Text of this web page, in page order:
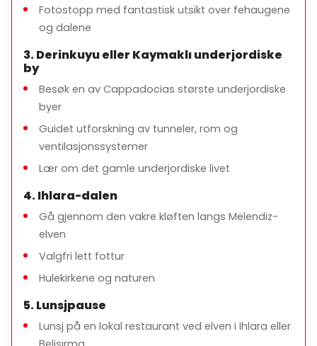
Hva er inkludert
Lisensert profesjonell turguide
Hotellhenting og -levering
Parkeringsavgifter og lokale skatter
Hva er ikke inkludert
Mat og drikke
Personlige utgifter
Fotostopp med fantastisk utsikt over fehaugene
og dalene
3. Derinkuyu eller Kaymaklı underjordiske
by
Besøk en av Cappadocias største underjordiske
byer
Guidet utforskning av tunneler, rom og
ventilasjonssystemer
Lær om det gamle underjordiske livet
4. Ihlara-dalen
Gå gjennom den vakre kløften langs Melendiz-
elven
Valgfri lett fottur
Hulekirkene og naturen
5. Lunsjpause
Lunsj på en lokal restaurant ved elven i Ihlara eller